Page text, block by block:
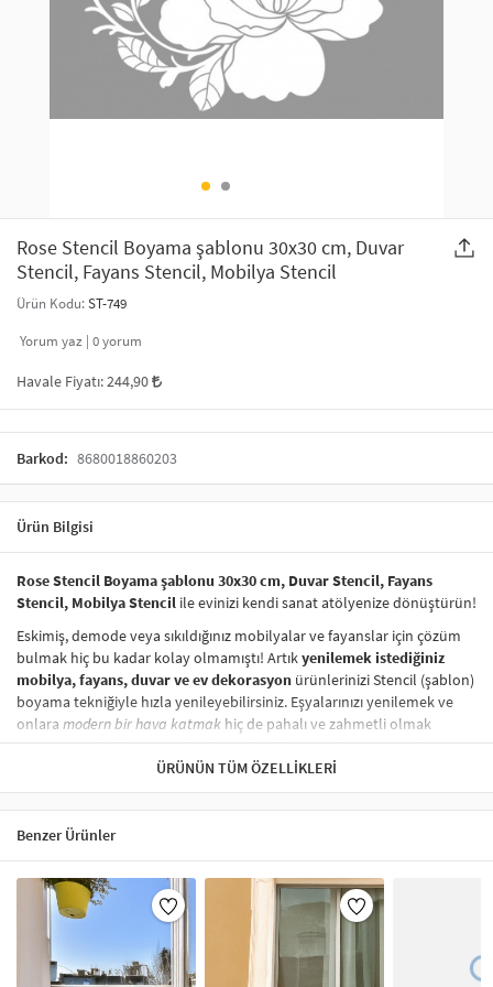
SAÇ AKSESUARLARI
GELİN / DÜĞÜN AKSESUARLARI
ŞAL VE FULAR
ODA KOKUSU VE MUM
PARTİ SÜSLERİ
YILBAŞI ÜRÜNLERİ
Rose Stencil Boyama şablonu 30x30 cm, Duvar
Stencil, Fayans Stencil, Mobilya Stencil
Ürün Kodu:ST-749
Yorum yaz | 0yorum
Havale Fiyatı:244,90
Barkod: 8680018860203
Ürün Bilgisi
Rose Stencil Boyama şablonu 30x30 cm, Duvar Stencil, Fayans
Stencil, Mobilya Stencil ile evinizi kendi sanat atölyenize dönüştürün!
Eskimiş, demode veya sıkıldığınız mobilyalar ve fayanslar için çözüm
bulmak hiç bu kadar kolay olmamıştı! Artıkyenilemek istediğiniz
mobilya, fayans, duvar ve ev dekorasyon ürünlerinizi Stencil (şablon)
boyama tekniğiyle hızla yenileyebilirsiniz. Eşyalarınızı yenilemek ve
onlara modern bir hava katmak hiç de pahalı ve zahmetli olmak
zorunda değil! Stencil şablonları, dilediğiniz her yüzeye pratik bir
desen uygulamanızısağlar ve mobilyalarınızın, duvarlarınızın,
kumaşlarınızın görünümünü anında değiştirebilir.
Çocuğunuzun dolabına, mutfak fayanslarına,
kumaşlara bile bant yardımıyla sabitleyip, istediğiniz renklerle
boyama yapabilirsiniz. Evinizi,kişisel zevkinizle özelleştirebilir, stencil
boyama seti ile yaratıcı projeler gerçekleştirebilirsiniz.El işi ve ev
dekorasyonu
sevenler için stencil, kolayca uygulanabilecek eğlenceli
ve etkili bir aktivitedir.
Stencil Boyamatekniği, her türlü yüzeyde rahatlıkla kullanılabilir.
ÜRÜNÜN TÜM ÖZELLIKLERI
Benzer Ürünler